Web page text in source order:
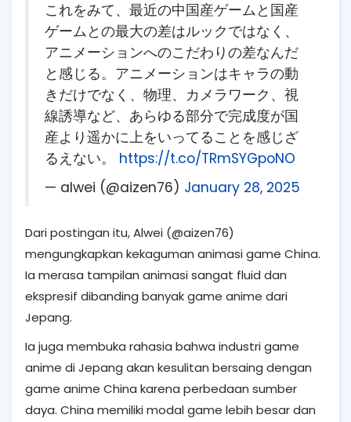
これをみて、最近の中国産ゲームと国産
ゲームとの最大の差はルックではなく、
アニメーションへのこだわりの差なんだ
と感じる。アニメーションはキャラの動
きだけでなく、物理、カメラワーク、視
線誘導など、あらゆる部分で完成度が国
産より遥かに上をいってることを感じざ
るえない。 https://t.co/TRmSYGpoNO
— alwei (@aizen76) January 28, 2025
Dari postingan itu, Alwei (@aizen76)
mengungkapkan kekaguman animasi game China.
Ia merasa tampilan animasi sangat fluid dan
ekspresif dibanding banyak game anime dari
Jepang.
Ia juga membuka rahasia bahwa industri game
anime di Jepang akan kesulitan bersaing dengan
game anime China karena perbedaan sumber
daya. China memiliki modal game lebih besar dan